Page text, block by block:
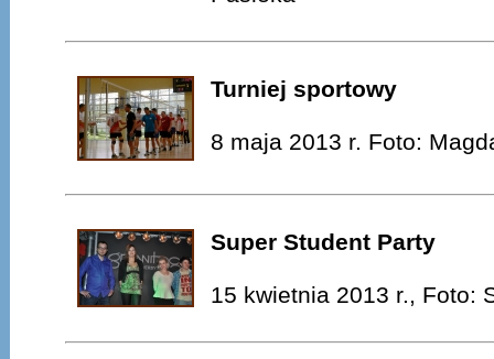
Turniej sportowy
8 maja 2013 r. Foto:
Super Student Party
15 kwietnia 2013 r., Foto: